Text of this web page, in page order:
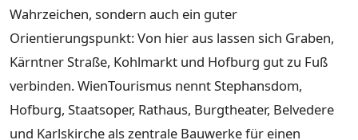
Wahrzeichen, sondern auch ein guter
Orientierungspunkt: Von hier aus lassen sich Graben,
Kärntner Straße, Kohlmarkt und Hofburg gut zu Fuß
verbinden. WienTourismus nennt Stephansdom,
Hofburg, Staatsoper, Rathaus, Burgtheater, Belvedere
und Karlskirche als zentrale Bauwerke für einen